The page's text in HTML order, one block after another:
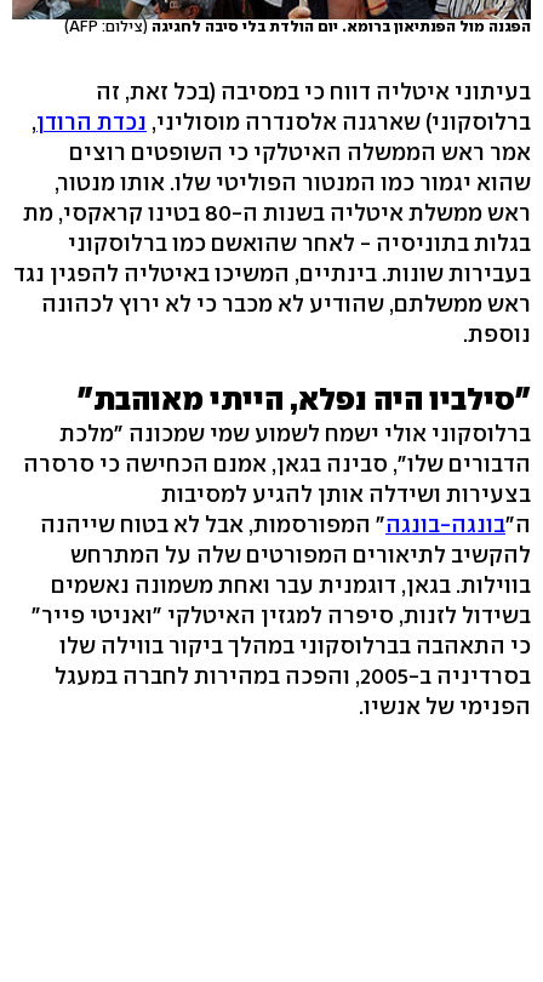
הפגנה מול הפנתיאון ברומא. יום הולדת בלי סיבה לחגיגה (צילום: AFP)
בעיתוני איטליה דווח כי במסיבה (בכל זאת, זה
ברלוסקוני) שארגנה אלסנדרה מוסוליני, נכדת הרודן,
אמר ראש הממשלה האיטלקי כי השופטים רוצים
שהוא יגמור כמו המנטור הפוליטי שלו. אותו מנטור,
ראש ממשלת איטליה בשנות ה-80 בטינו קראקסי, מת
בגלות בתוניסיה - לאחר שהואשם כמו ברלוסקוני
בעבירות שונות. בינתיים, המשיכו באיטליה להפגין נגד
ראש ממשלתם, שהודיע לא מכבר כי לא ירוץ לכהונה
נוספת.
"סילביו היה נפלא, הייתי מאוהבת"
ברלוסקוני אולי ישמח לשמוע שמי שמכונה "מלכת
הדבורים שלו", סבינה בגאן, אמנם הכחישה כי סרסרה
בצעירות ושידלה אותן להגיע למסיבות
ה"בונגה-בונגה" המפורסמות, אבל לא בטוח שייהנה
להקשיב לתיאורים המפורטים שלה על המתרחש
בווילות. בגאן, דוגמנית עבר ואחת משמונה נאשמים
בשידול לזנות, סיפרה למגזין האיטלקי "ואניטי פייר"
כי התאהבה בברלוסקוני במהלך ביקור בווילה שלו
בסרדיניה ב-2005, והפכה במהירות לחברה במעגל
הפנימי של אנשיו.